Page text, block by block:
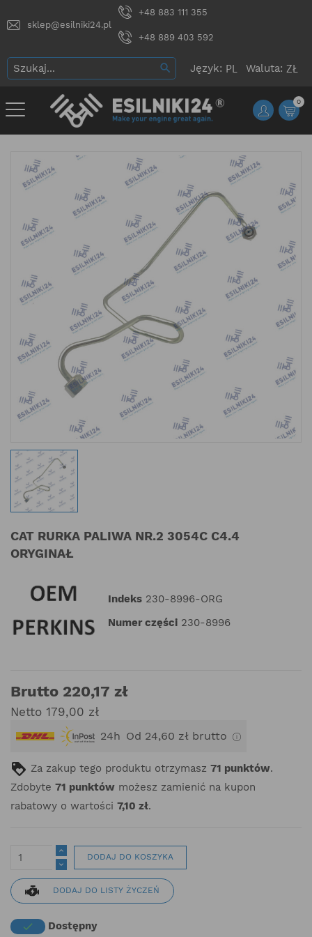
sklep@esilniki24.pl
+48 883 111 355
+48 889 403 592
Język: Waluta:
0
CAT RURKA PALIWA NR.2 3054C C4.4
ORYGINAŁ
Indeks 230-8996-ORG
Numer części 230-8996
Brutto 220,17 zł
Netto 179,00 zł
24h Od 24,60 zł brutto
Za zakup tego produktu otrzymasz 71 punktów.
Zdobyte 71 punktów możesz zamienić na kupon
rabatowy o wartości 7,10 zł.
DODAJ DO KOSZYKA
DODAJ DO LISTY ŻYCZEŃ
 Dostępny